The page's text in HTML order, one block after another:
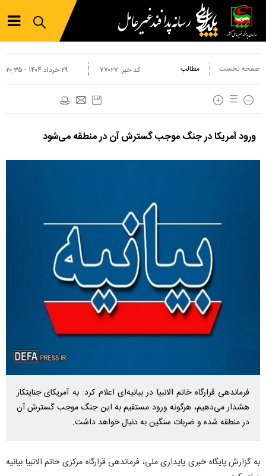
صفحه نخست مطالب ۲۹ خرداد ۱۴۰۴ - ۲۰:۳۵ کد خبر: ۷۷۰۲۷
ورود آمریکا در جنگ موجب گسترش آن در منطقه می‌شود
فرماندهی قرارگاه خاتم الانبیا در بیانیه‌ای اعلام کرد: به آمریکای جنایتکار
هشدار می‌دهیم، هرگونه ورود مستقیم به این جنگ موجب گسترش آن
در منطقه شده و ضربات سنگین به دنبال خواهد داشت.
به گزارش پایگاه خبری پایداری ملی، فرماندهی قرارگاه مرکزی خاتم الانبیا بیانیه